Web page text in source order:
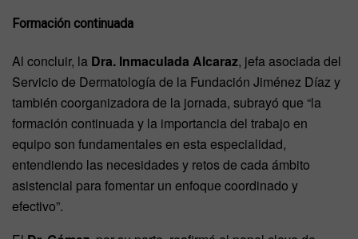
Formación continuada
Al concluir, la Dra. Inmaculada Alcaraz, jefa asociada del
Servicio de Dermatología de la Fundación Jiménez Díaz y
también coorganizadora de la jornada, subrayó que “la
formación continuada y la importancia del trabajo en
equipo son fundamentales en esta especialidad,
entendiendo las necesidades y retos de cada ámbito
asistencial para fomentar un enfoque coordinado y
efectivo”.